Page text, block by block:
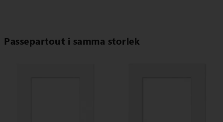
Passepartout i samma storlek